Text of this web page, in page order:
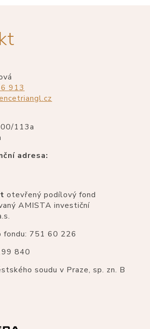
913
113a
adresa:
otevřený podílový fond
AMISTA investiční
fondu: 751 60 226
840
soudu v Praze, sp. zn. B